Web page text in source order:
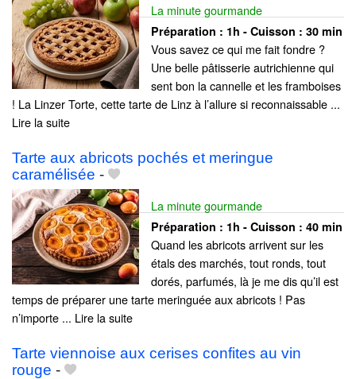
La minute gourmande
Préparation : 1h - Cuisson : 30 min
Vous savez ce qui me fait fondre ?
Une belle pâtisserie autrichienne qui
sent bon la cannelle et les framboises
! La Linzer Torte, cette tarte de Linz à l’allure si reconnaissable ...
Lire la suite
Tarte aux abricots pochés et meringue
caramélisée -
La minute gourmande
Préparation : 1h - Cuisson : 40 min
Quand les abricots arrivent sur les
étals des marchés, tout ronds, tout
dorés, parfumés, là je me dis qu’il est
temps de préparer une tarte meringuée aux abricots ! Pas
n’importe ... Lire la suite
Tarte viennoise aux cerises confites au vin
rouge -